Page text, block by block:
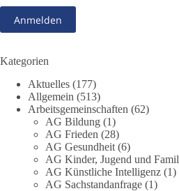
Folgen für Kinder, Familien,
in unseren Rechtsstaat?
🟩🟩🟦🟦🟥🟥🟧🟧
Eine demokratische Gesellschaft lebt
Fragen zu vermeiden. Sie lebt davon,
und transparent zu beantworten.
dieBasis fordert deshalb weiterhin eine
vollständige und transparente
Ohne Denkverbote, ohne
Kategorien
Aktuelles (177)
Allgemein (513)
Arbeitsgemeinschaften (62)
AG Bildung (1)
AG Frieden (28)
AG Gesundheit (6)
AG Kinder, Jugend und
AG Künstliche Intelligenz (1)
AG Sachstandanfrage (1)